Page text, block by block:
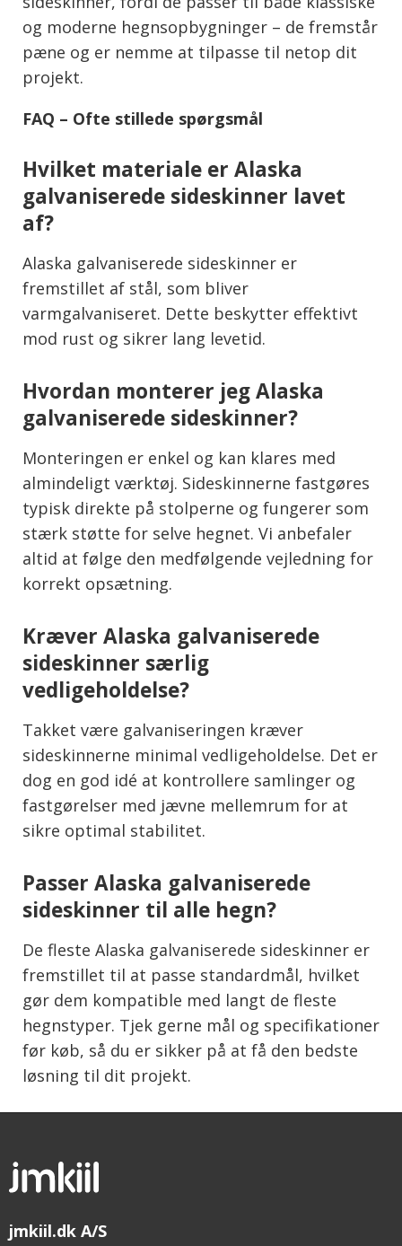
og moderne hegnsopbygninger – de fremstår
pæne og er nemme at tilpasse til netop dit
projekt.
FAQ – Ofte stillede spørgsmål
Hvilket materiale er Alaska
galvaniserede sideskinner lavet
af?
Alaska galvaniserede sideskinner er
fremstillet af stål, som bliver
varmgalvaniseret. Dette beskytter effektivt
mod rust og sikrer lang levetid.
Hvordan monterer jeg Alaska
galvaniserede sideskinner?
Monteringen er enkel og kan klares med
almindeligt værktøj. Sideskinnerne fastgøres
typisk direkte på stolperne og fungerer som
stærk støtte for selve hegnet. Vi anbefaler
altid at følge den medfølgende vejledning for
korrekt opsætning.
Kræver Alaska galvaniserede
sideskinner særlig
vedligeholdelse?
Takket være galvaniseringen kræver
sideskinnerne minimal vedligeholdelse. Det er
dog en god idé at kontrollere samlinger og
fastgørelser med jævne mellemrum for at
sikre optimal stabilitet.
Passer Alaska galvaniserede
sideskinner til alle hegn?
De fleste Alaska galvaniserede sideskinner er
fremstillet til at passe standardmål, hvilket
gør dem kompatible med langt de fleste
hegnstyper. Tjek gerne mål og specifikationer
før køb, så du er sikker på at få den bedste
løsning til dit projekt.
jmkiil.dk A/S